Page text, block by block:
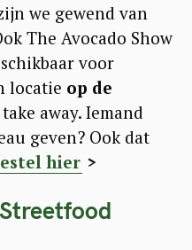
we gewend van
The Avocado Show
voor
locatie op de
away. Iemand
geven? Ook dat
hier >